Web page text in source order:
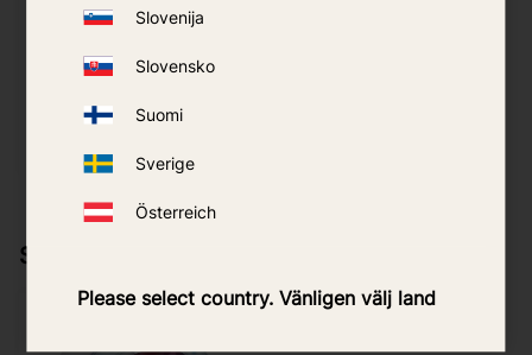
Slovenija
Slovensko
Suomi
Sverige
Österreich
Please select country. Vänligen välj land
sääsepüünis
kr
Sarnased tooted